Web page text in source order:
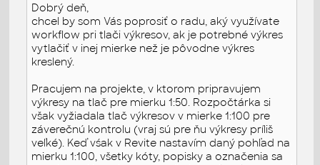
Dobrý deň,
chcel by som Vás poprosiť o radu, aký využívate
workflow pri tlači výkresov, ak je potrebné výkres
vytlačiť v inej mierke než je pôvodne výkres
kreslený.
Pracujem na projekte, v ktorom pripravujem
výkresy na tlač pre mierku 1:50. Rozpočtárka si
však vyžiadala tlač výkresov v mierke 1:100 pre
záverečnú kontrolu (vraj sú pre ňu výkresy príliš
veľké). Keď vśak v Revite nastavím daný pohľad na
mierku 1:100, všetky kóty, popisky a označenia sa